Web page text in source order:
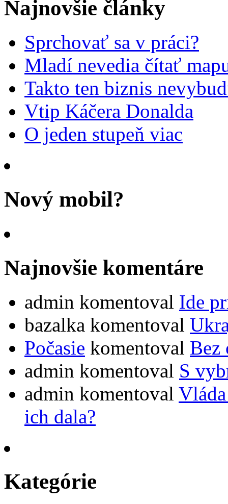
Najnovšie články
Sprchovať sa v práci?
Mladí nevedia čítať
Takto ten biznis
Vtip Káčera Donalda
O jeden stupeň viac
Nový mobil?
Najnovšie komentáre
admin komentoval Ide
bazalka komentoval
Počasie komentoval Bez
admin komentoval S
admin komentoval
ich dala?
Kategórie